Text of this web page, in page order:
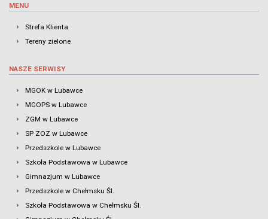
MENU
Strefa Klienta
Tereny zielone
NASZE SERWISY
MGOK w Lubawce
MGOPS w Lubawce
ZGM w Lubawce
SP ZOZ w Lubawce
Przedszkole w Lubawce
Szkoła Podstawowa w Lubawce
Gimnazjum w Lubawce
Przedszkole w Chełmsku Śl.
Szkoła Podstawowa w Chełmsku Śl.